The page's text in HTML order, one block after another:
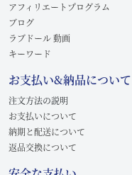
アフィリエートプログラム
ブログ
ラブドール 動画
キーワード
お支払い&納品について
注文方法の説明
お支払いについて
納期と配送について
返品交換について